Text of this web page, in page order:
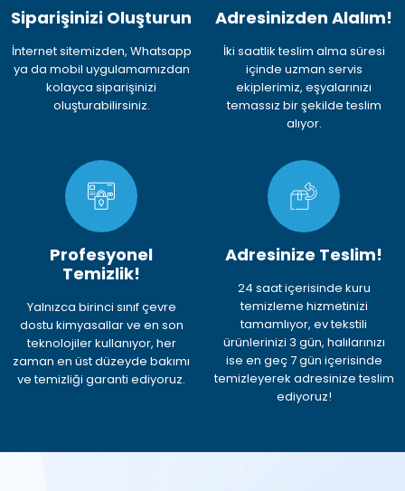
Siparişinizi Oluşturun
İnternet sitemizden, Whatsapp
ya da mobil uygulamamızdan
kolayca siparişinizi
oluşturabilirsiniz.
Adresinizden Alalım!
İki saatlik teslim alma süresi
içinde uzman servis
ekiplerimiz, eşyalarınızı
temassız bir şekilde teslim
alıyor.
Profesyonel
Temizlik!
Yalnızca birinci sınıf çevre
dostu kimyasallar ve en son
teknolojiler kullanıyor, her
zaman en üst düzeyde bakımı
ve temizliği garanti ediyoruz.
Adresinize Teslim!
24 saat içerisinde kuru
temizleme hizmetinizi
tamamlıyor, ev tekstili
ürünlerinizi 3 gün, halılarınızı
ise en geç 7 gün içerisinde
temizleyerek adresinize teslim
ediyoruz!